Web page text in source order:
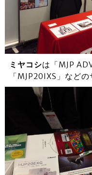
ミヤコシは「MJP
「MJP20IXS」など